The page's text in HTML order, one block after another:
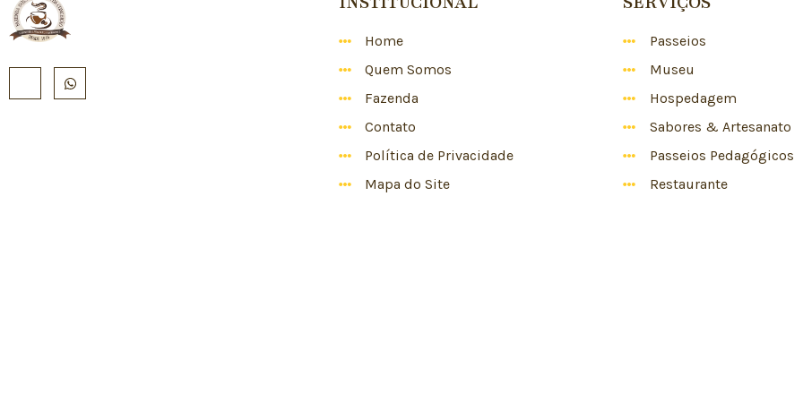
Home
Quem Somos
Fazenda
Contato
Política de Privacidade
Mapa do Site
Passeios
Museu
Hospedagem
Sabores & Artesanato
Passeios Pedagógicos
Restaurante